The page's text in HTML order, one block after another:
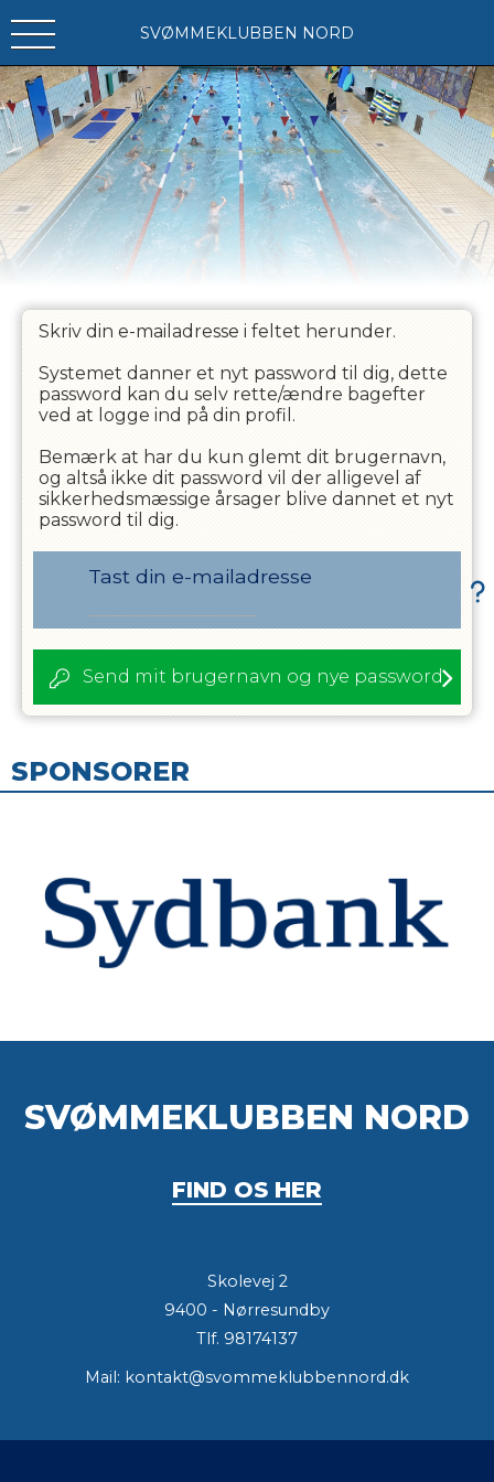
SVØMMEKLUBBEN NORD
Skriv din e-mailadresse i feltet herunder.
Systemet danner et nyt password til dig, dette
password kan du selv rette/ændre bagefter
ved at logge ind på din profil.
Bemærk at har du kun glemt dit brugernavn,
og altså ikke dit password vil der alligevel af
sikkerhedsmæssige årsager blive dannet et nyt
password til dig.
Tast din e-mailadresse
Send mit brugernavn og nye password
SPONSORER
SVØMMEKLUBBEN NORD
FIND OS HER
Skolevej 2
9400 - Nørresundby
Tlf. 98174137
Mail: kontakt@svommeklubbennord.dk